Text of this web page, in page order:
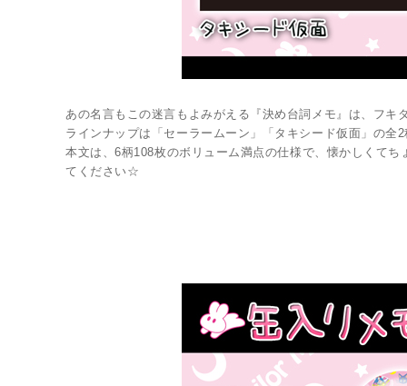
あの名言もこの迷言もよみがえる『決め台詞メモ』は、フキ
ラインナップは「セーラームーン」「タキシード仮面」の全
本文は、6柄108枚のボリューム満点の仕様で、懐かしくて
てください☆